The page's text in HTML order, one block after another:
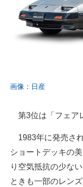
画像：日産
第3位は「フェア
1983年に発売さ
ショートデッキの
り空気抵抗の少な
ときも一部のレン